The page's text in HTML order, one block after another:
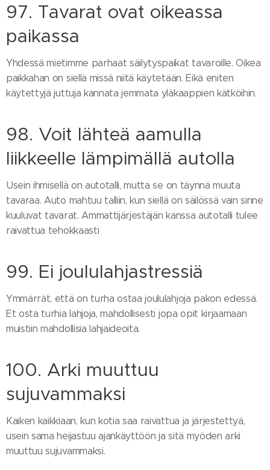
97. Tavarat ovat oikeassa
paikassa
Yhdessä mietimme parhaat säilytyspaikat tavaroille. Oikea
paikkahan on siellä missä niitä käytetään. Eikä eniten
käytettyjä juttuja kannata jemmata yläkaappien kätköihin.
98. Voit lähteä aamulla
liikkeelle lämpimällä autolla
Usein ihmisellä on autotalli, mutta se on täynnä muuta
tavaraa. Auto mahtuu talliin, kun siellä on säilössä vain sinne
kuuluvat tavarat. Ammattijärjestäjän kanssa autotalli tulee
raivattua tehokkaasti
99. Ei joululahjastressiä
Ymmärrät, että on turha ostaa joululahjoja pakon edessä.
Et osta turhia lahjoja, mahdollisesti jopa opit kirjaamaan
muistiin mahdollisia lahjaideoita.
100. Arki muuttuu
sujuvammaksi
Kaiken kaikkiaan, kun kotia saa raivattua ja järjestettyä,
usein sama heijastuu ajankäyttöön ja sitä myöden arki
muuttuu sujuvammaksi.